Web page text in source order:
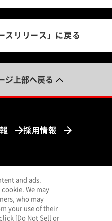
スリリース」に戻る
ジ上部へ戻る
採用情報
）
ドウで開く）
ルマガジン（別ウィンドウで開く）
and ads.
We may
who may
your use of their
[Do Not Sell or